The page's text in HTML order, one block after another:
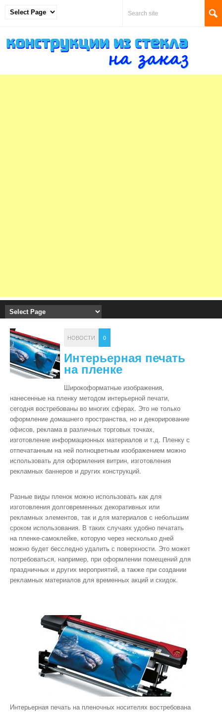
НОВОСТИ 0
Интерьерная печать
на пленке
Широкоформатные изображения,
нанесенные на пленку методом интерьерной печати,
сегодня востребованы во многих сферах. Это не только
оформление домашнего пространства, но и декорирование
офисов, реклама в различных торговых точках,
изготовление информационных материалов и т.д. Пленку с
отпечатанным на ней полноцветным изображением можно
использовать для оформления витрин, изготовления
рекламных баннеров и других конструкций.
Разные виды пленок можно использовать как для
изготовления долговременных декоративных или
рекламных элементов, так и для материалов с небольшим
сроком использования. В таких случаях удобно печатать
на пленке-самоклейке, которую через несколько дней
можно будет бесследно удалить с поверхности. Это может
потребоваться, например, при оформлении помещений для
праздничных и других мероприятий, а также при создании
рекламных материалов для временных акций и скидок.
Интерьерная печать на пленочных носителях востребована